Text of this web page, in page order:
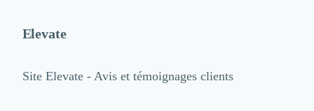
Elevate
Site Elevate - Avis et témoignages clients